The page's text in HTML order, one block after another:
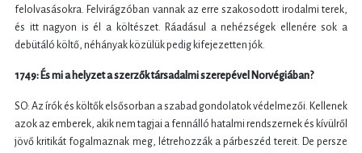
felolvasásokra. Felvirágzóban vannak az erre szakosodott irodalmi terek,
és itt nagyon is él a költészet. Ráadásul a nehézségek ellenére sok a
debütáló költő, néhányak közülük pedig kifejezetten jók.
1749: És mi a helyzet a szerzők társadalmi szerepével Norvégiában?
SO: Az írók és költők elsősorban a szabad gondolatok védelmezői. Kellenek
azok az emberek, akik nem tagjai a fennálló hatalmi rendszernek és kívülről
jövő kritikát fogalmaznak meg, létrehozzák a párbeszéd tereit. De persze